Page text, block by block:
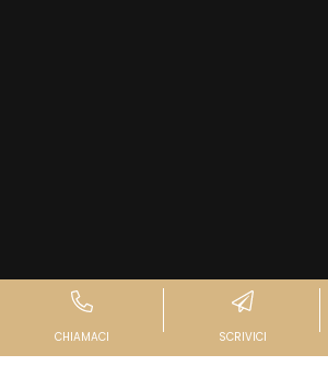
CHIAMACI SCRIVICI